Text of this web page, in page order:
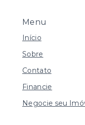
Menu
Início
Sobre
Contato
Financie
Negocie seu